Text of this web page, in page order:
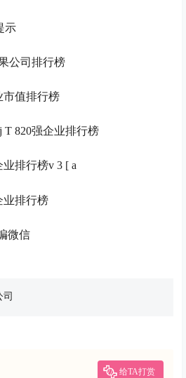
示
公司排行榜
市值排行榜
T 820强企业排行榜
业排行榜v 3 [ a
业排行榜
微信
给TA打赏